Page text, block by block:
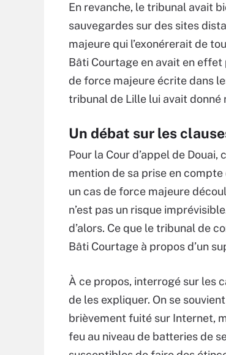
En revanche, le tribunal avait
sauvegardes sur des sites
majeure qui l’exonérerait de
Bâti Courtage en avait en effet
de force majeure écrite dans
tribunal de Lille lui avait donné
Un débat sur les
Pour la Cour d’appel de
mention de sa prise en
un cas de force majeure
n’est pas un risque
d’alors. Ce que le tribunal de
Bâti Courtage à propos d’un
À ce propos, interrogé sur les
de les expliquer. On se
brièvement fuité sur Internet,
feu au niveau de batteries de